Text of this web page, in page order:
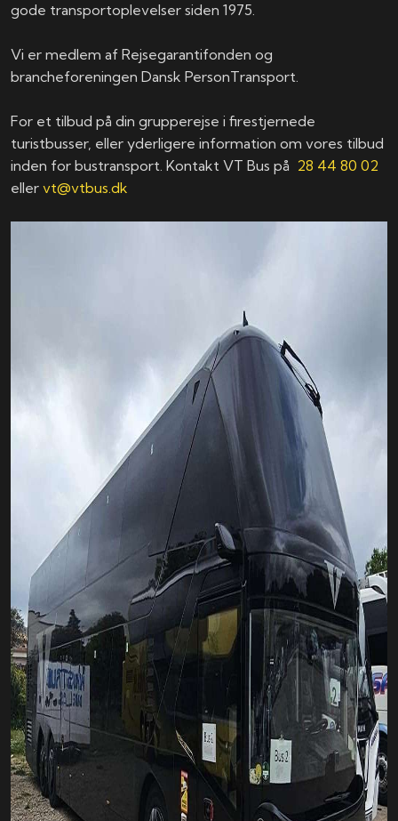
gode transportoplevelser siden 1975.
Vi er medlem af Rejsegarantifonden og
brancheforeningen Dansk PersonTransport.
For et tilbud på din grupperejse i firestjernede
turistbusser, eller yderligere information om vores tilbud
inden for bustransport. Kontakt VT Bus på 28 44 80 02
ellervt@vtbus.dk